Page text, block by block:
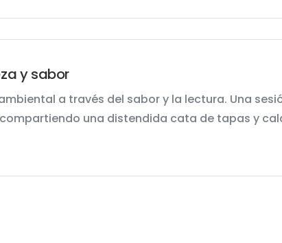
y sabor
a través del sabor y la lectura. Una
una distendida cata de tapas y